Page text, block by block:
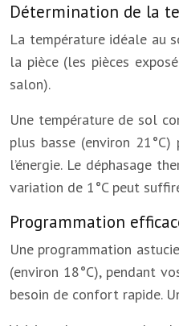
Détermination de la
La température idéale au
la pièce (les pièces
salon).
Une température de sol
plus basse (environ
l’énergie. Le déphasage
variation de 1°C peut
Programmation
Une programmation
(environ 18°C), pendant
besoin de confort rapide.